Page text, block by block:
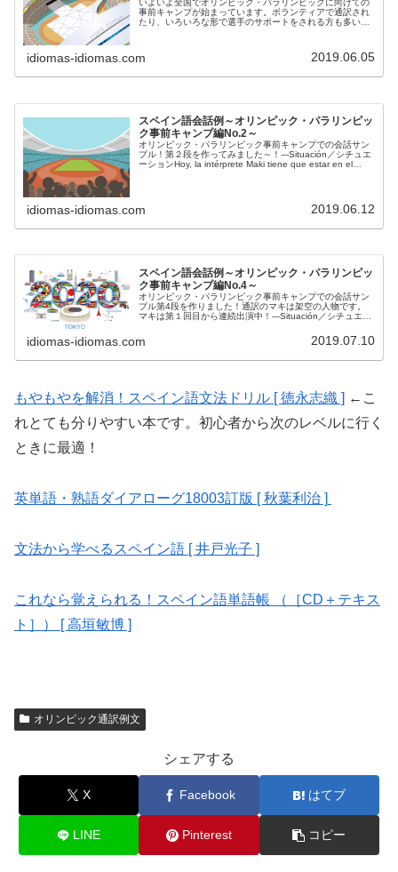
いよいよ全国でオリンピック・パラリンピックに向けての
事前キャンプが始まっています。ボランティアで通訳され
たり、いろいろな形で選手のサポートをされる方も多いは
idiomas-idiomas.com 2019.06.05
スペイン語会話例～オリンピック・パラリンピッ
ク事前キャンプ編No.2～
オリンピック・パラリンピック事前キャンプでの会話サン
プル！第２段を作ってみました～！---Situación／シチュエ
ーションHoy, la intérprete Maki tiene que estar en el
idiomas-idiomas.com 2019.06.12
スペイン語会話例～オリンピック・パラリンピッ
ク事前キャンプ編No.4～
オリンピック・パラリンピック事前キャンプでの会話サン
プル第4段を作りました！通訳のマキは架空の人物です。
マキは第１回目から連続出演中！---Situación／シチュエー
idiomas-idiomas.com 2019.07.10
もやもやを解消！スペイン語文法ドリル [ 徳永志織 ] ←こ
れとても分りやすい本です。初心者から次のレベルに行く
ときに最適！
英単語・熟語ダイアローグ18003訂版 [ 秋葉利治 ]
文法から学べるスペイン語 [ 井戸光子 ]
これなら覚えられる！スペイン語単語帳 （［CD＋テキス
ト］） [ 高垣敏博 ]
オリンピック通訳例文
シェアする
X Facebook はてブ
LINE Pinterest コピー